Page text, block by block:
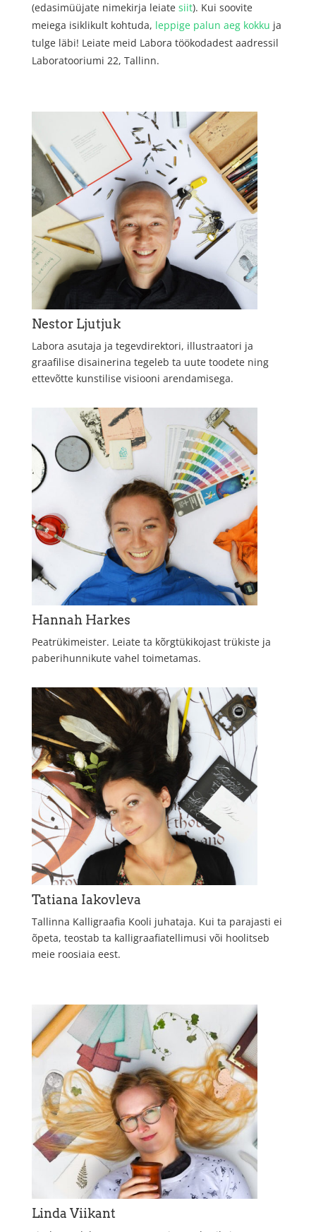
(edasimüüjate nimekirja leiate siit). Kui soovite
meiega isiklikult kohtuda, leppige palun aeg kokku ja
tulge läbi! Leiate meid Labora töökodadest aadressil
Laboratooriumi 22, Tallinn.
Nestor Ljutjuk
Labora asutaja ja tegevdirektori, illustraatori ja
graafilise disainerina tegeleb ta uute toodete ning
ettevõtte kunstilise visiooni arendamisega.
Hannah Harkes
Peatrükimeister. Leiate ta kõrgtükikojast trükiste ja
paberihunnikute vahel toimetamas.
Tatiana Iakovleva
Tallinna Kalligraafia Kooli juhataja. Kui ta parajasti ei
õpeta, teostab ta kalligraafiatellimusi või hoolitseb
meie roosiaia eest.
Linda Viikant